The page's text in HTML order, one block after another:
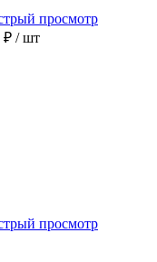
просмотр
₽ / шт
просмотр